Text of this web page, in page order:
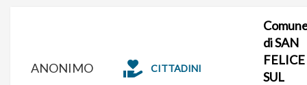
ANONIMO CITTADINI
di SAN
FELICE
SUL